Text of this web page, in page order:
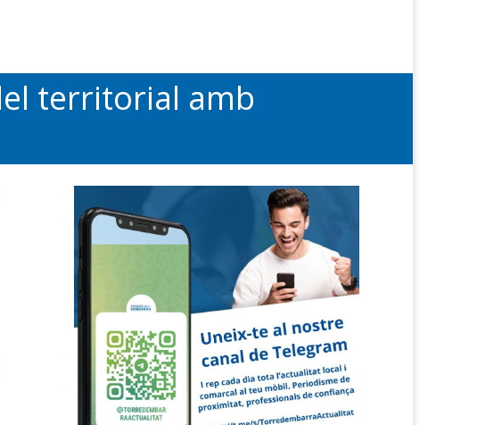
territorial amb